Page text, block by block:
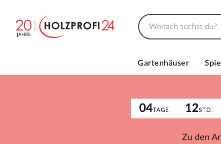
Gartenhäuser
04TAGE 12STD.
Zu den